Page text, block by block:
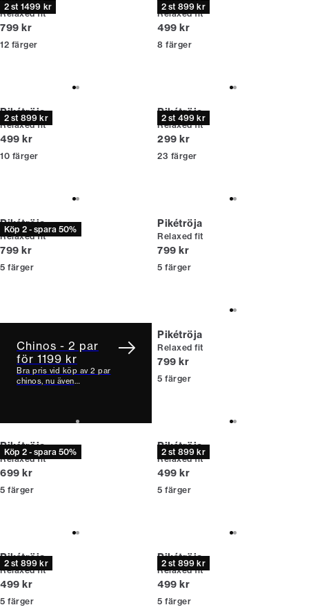
2 st 1499 kr
Relaxed fit
Nuvarande pris
799 kr
12 färger
2 st 899 kr
Relaxed fit
Nuvarande pris
499 kr
8 färger
2 st 899 kr
Pikétröja
Relaxed fit
Nuvarande pris
499 kr
10 färger
2 st 499 kr
Pikétröja
Relaxed fit
Nuvarande pris
299 kr
23 färger
Köp 2 - spara 50%
Pikétröja
Relaxed fit
Nuvarande pris
799 kr
5 färger
Pikétröja
Relaxed fit
Nuvarande pris
799 kr
5 färger
Chinos - 2 par
för 1199 kr
Bra pris vid köp av 2 par
chinos, nu även
Pikétröja
Relaxed fit
Nuvarande pris
799 kr
5 färger
Köp 2 - spara 50%
Pikétröja
Relaxed fit
Nuvarande pris
699 kr
5 färger
2 st 899 kr
Pikétröja
Relaxed fit
Nuvarande pris
499 kr
5 färger
2 st 899 kr
Pikétröja
Relaxed fit
Nuvarande pris
499 kr
5 färger
2 st 899 kr
Pikétröja
Relaxed fit
Nuvarande pris
499 kr
5 färger